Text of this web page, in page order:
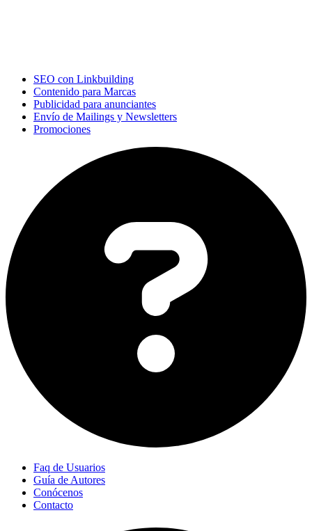
SEO con Linkbuilding
Contenido para Marcas
Publicidad para anunciantes
Envío de Mailings y Newsletters
Promociones
Faq de Usuarios
Guía de Autores
Conócenos
Contacto